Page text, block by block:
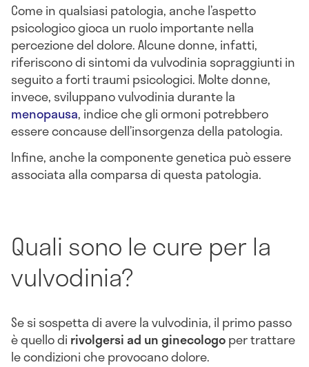
Come in qualsiasi patologia, anche l’aspetto
psicologico gioca un ruolo importante nella
percezione del dolore. Alcune donne, infatti,
riferiscono di sintomi da vulvodinia sopraggiunti in
seguito a forti traumi psicologici. Molte donne,
invece, sviluppano vulvodinia durante la
menopausa, indice che gli ormoni potrebbero
essere concause dell’insorgenza della patologia.
Infine, anche la componente genetica può essere
associata alla comparsa di questa patologia.
Quali sono le cure per la
vulvodinia?
Se si sospetta di avere la vulvodinia, il primo passo
è quello di rivolgersi ad un ginecologoper trattare
le condizioni che provocano dolore.